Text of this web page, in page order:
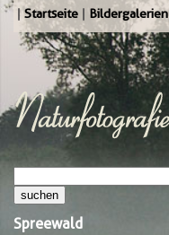
Startseite Bildergalerien
Spreewald